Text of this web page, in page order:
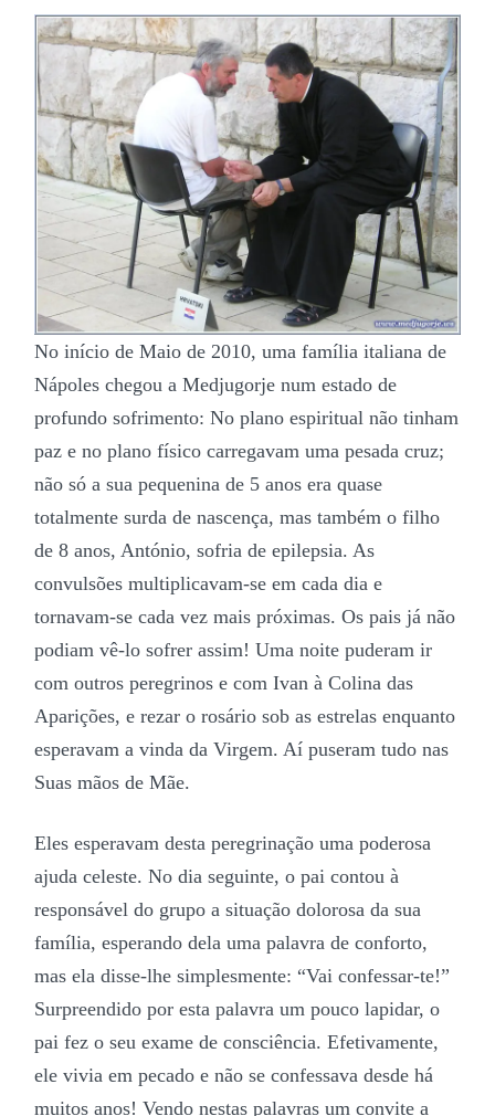
No início de Maio de 2010, uma família italiana de
Nápoles chegou a Medjugorje num estado de
profundo sofrimento: No plano espiritual não tinham
paz e no plano físico carregavam uma pesada cruz;
não só a sua pequenina de 5 anos era quase
totalmente surda de nascença, mas também o filho
de 8 anos, António, sofria de epilepsia. As
convulsões multiplicavam-se em cada dia e
tornavam-se cada vez mais próximas. Os pais já não
podiam vê-lo sofrer assim! Uma noite puderam ir
com outros peregrinos e com Ivan à Colina das
Aparições, e rezar o rosário sob as estrelas enquanto
esperavam a vinda da Virgem. Aí puseram tudo nas
Suas mãos de Mãe.
Eles esperavam desta peregrinação uma poderosa
ajuda celeste. No dia seguinte, o pai contou à
responsável do grupo a situação dolorosa da sua
família, esperando dela uma palavra de conforto,
mas ela disse-lhe simplesmente: “Vai confessar-te!”
Surpreendido por esta palavra um pouco lapidar, o
pai fez o seu exame de consciência. Efetivamente,
ele vivia em pecado e não se confessava desde há
muitos anos! Vendo nestas palavras um convite a